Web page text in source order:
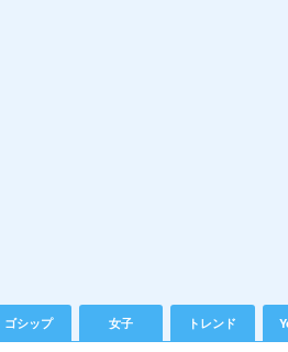
ゴシップ 女子 トレンド